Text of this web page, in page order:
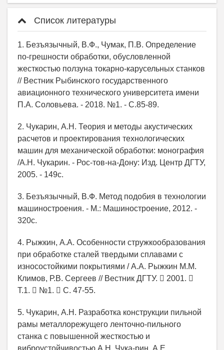
Список литературы
1. Безъязычный, В.Ф., Чумак, П.В. Определение
по-грешности обработки, обусловленной
жесткостью ползуна токарно-карусельных станков
// Вестник Рыбинского государственного
авиационного технического университета имени
П.А. Соловьева. - 2018. №1. - С.85-89.
2. Чукарин, А.Н. Теория и методы акустических
расчетов и проектирования технологических
машин для механической обработки: монография
/А.Н. Чукарин. - Рос-тов-на-Дону: Изд. Центр ДГТУ,
2005. - 149с.
3. Безъязычный, В.Ф. Метод подобия в технологии
машиностроения. - М.: Машиностроение, 2012. -
320с.
4. Рыжкин, А.А. Особенности стружкообразования
при обработке сталей твердыми сплавами с
износостойкими покрытиями / А.А. Рыжкин М.М.
Климов, Р.В. Сергеев // Вестник ДГТУ.  2001. 
Т.1.  №1.  С. 47-55.
5. Чукарин, А.Н. Разработка конструкции пильной
рамы металлорежущего ленточно-пильного
станка с повышенной жесткостью и